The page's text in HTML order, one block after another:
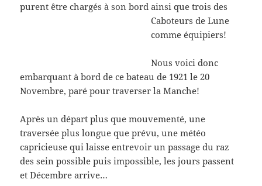
purent être chargés à son bord ainsi quetrois des
Caboteurs de Lune
comme équipiers!
Nous voici donc
embarquant à bord de ce bateau de 1921 le 20
Novembre, paré pour traverser la Manche!
Après un départ plus que mouvementé, une
traversée plus longue que prévu, une météo
capricieuse qui laisse entrevoir un passage du raz
des sein possible puis impossible, les jours passent
et Décembre arrive…